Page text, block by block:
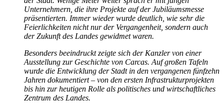
Unternehmern, die ihre Projekte auf der Jubiläumsmesse
präsentierten. Immer wieder wurde deutlich, wie sehr die
Feierlichkeiten nicht nur der Vergangenheit, sondern auch
der Zukunft des Landes gewidmet waren.
Besonders beeindruckt zeigte sich der Kanzler von einer
Ausstellung zur Geschichte von Carcas. Auf großen Tafeln
wurde die Entwicklung der Stadt in den vergangenen fünfzehn
Jahren dokumentiert – von den ersten Infrastrukturprojekten
bis hin zur heutigen Rolle als politisches und wirtschaftliches
Zentrum des Landes.